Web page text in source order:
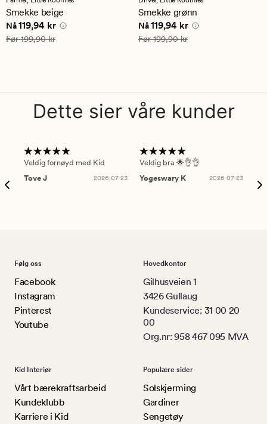
en
gjennomsnittlig
vurdering
på
4.5
Smekke beige
Nåværende pris
Nå119,94 kr
Vanlig pris 199,90 kr
Før199,90 kr
Smekke grønn
Nåværende pris
Nå119,94 kr
Vanlig pris 199,90 kr
Før199,90 kr
Dette sier våre kunder
Veldig fornøyd med Kid
Tove J
2026-07-23
Veldig bra 🌟👌👌
Yogeswary K
2026-07-23
Følg oss
Facebook
Instagram
Pinterest
Youtube
Hovedkontor
Gilhusveien 1
3426 Gullaug
Kundeservice: 31 00 20
00
Org.nr: 958 467 095 MVA
Kid Interiør
Vårt bærekraftsarbeid
Kundeklubb
Karriere i Kid
Populære sider
Solskjerming
Gardiner
Sengetøy